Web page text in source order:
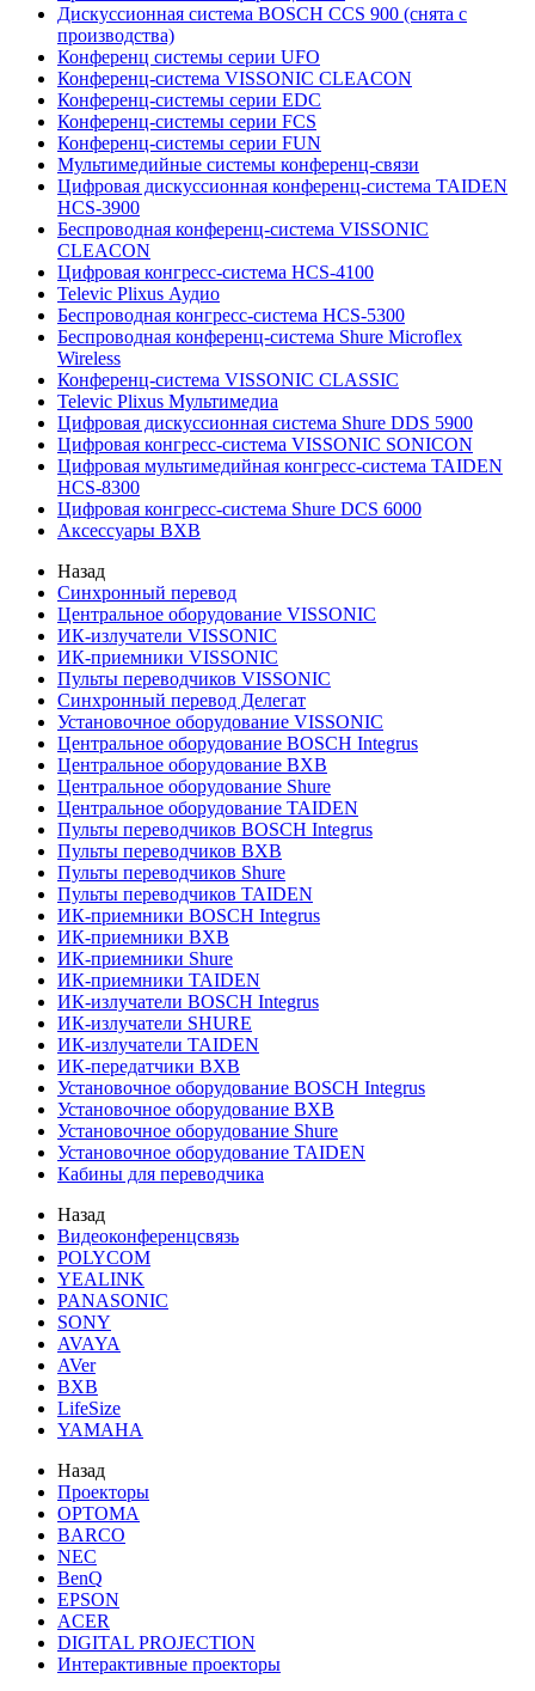
Дискуссионная система BOSCH CCS 900 (снята с
производства)
Конференц системы серии UFO
Конференц-система VISSONIC CLEACON
Конференц-системы серии EDC
Конференц-системы серии FCS
Конференц-системы серии FUN
Мультимедийные системы конференц-связи
Цифровая дискуссионная конференц-система TAIDEN
HCS-3900
Беспроводная конференц-система VISSONIC
CLEACON
Цифровая конгресс-система HCS-4100
Televic Plixus Аудио
Беспроводная конгресс-система HCS-5300
Беспроводная конференц-система Shure Microflex
Wireless
Конференц-система VISSONIC CLASSIC
Televic Plixus Мультимедиа
Цифровая дискуссионная система Shure DDS 5900
Цифровая конгресс-система VISSONIC SONICON
Цифровая мультимедийная конгресс-система TAIDEN
HCS-8300
Цифровая конгресс-система Shure DCS 6000
Аксессуары BXB
Назад
Синхронный перевод
Центральное оборудование VISSONIC
ИК-излучатели VISSONIC
ИК-приемники VISSONIC
Пульты переводчиков VISSONIC
Синхронный перевод Делегат
Установочное оборудование VISSONIC
Центральное оборудование BOSCH Integrus
Центральное оборудование BXB
Центральное оборудование Shure
Центральное оборудование TAIDEN
Пульты переводчиков BOSCH Integrus
Пульты переводчиков BXB
Пульты переводчиков Shure
Пульты переводчиков TAIDEN
ИК-приемники BOSCH Integrus
ИК-приемники BXB
ИК-приемники Shure
ИК-приемники TAIDEN
ИК-излучатели BOSCH Integrus
ИК-излучатели SHURE
ИК-излучатели TAIDEN
ИК-передатчики BXB
Установочное оборудование BOSCH Integrus
Установочное оборудование BXB
Установочное оборудование Shure
Установочное оборудование TAIDEN
Кабины для переводчика
Назад
Видеоконференцсвязь
POLYCOM
YEALINK
PANASONIC
SONY
AVAYA
AVer
BXB
LifeSize
YAMAHA
Назад
Проекторы
OPTOMA
BARCO
NEC
BenQ
EPSON
ACER
DIGITAL PROJECTION
Интерактивные проекторы